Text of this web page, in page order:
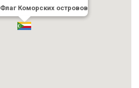
Флаг Коморских островов